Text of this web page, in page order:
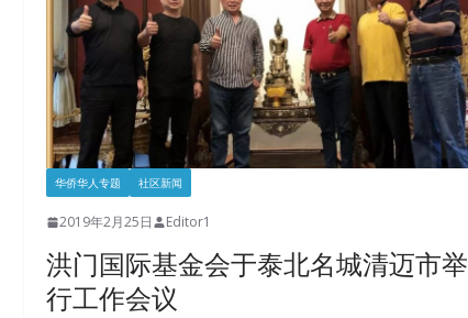
华侨华人专题 社区新闻
2019年2月25日 Editor1
洪门国际基金会于泰北名城清迈市举
行工作会议